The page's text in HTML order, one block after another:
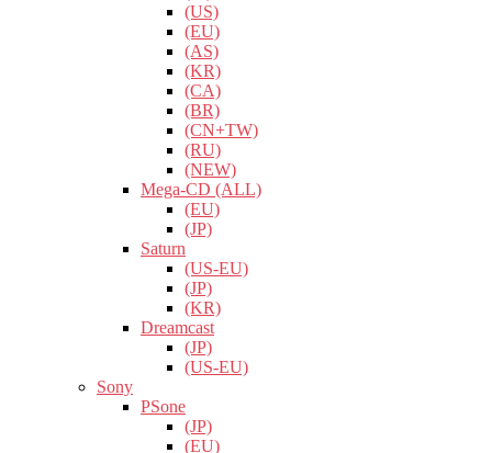
(US)
(EU)
(AS)
(KR)
(CA)
(BR)
(CN+TW)
(RU)
(NEW)
Mega-CD (ALL)
(EU)
(JP)
Saturn
(US-EU)
(JP)
(KR)
Dreamcast
(JP)
(US-EU)
Sony
PSone
(JP)
(EU)